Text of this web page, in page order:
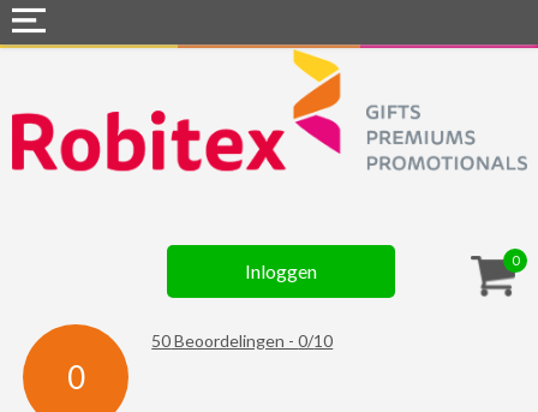
0
Inloggen
0
50Beoordelingen -0/10
Webshops
Snel naar »
Assortiment
Contact